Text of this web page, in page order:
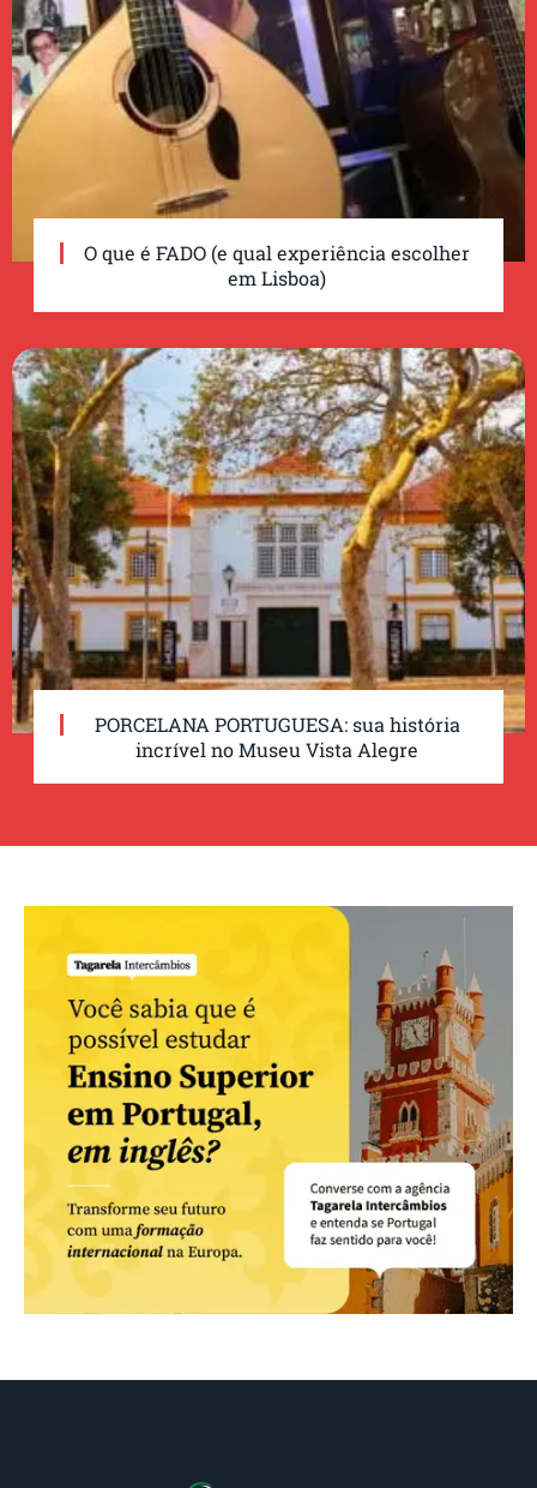
O que é FADO (e qual experiência escolher
em Lisboa)
PORCELANA PORTUGUESA: sua história
incrível no Museu Vista Alegre